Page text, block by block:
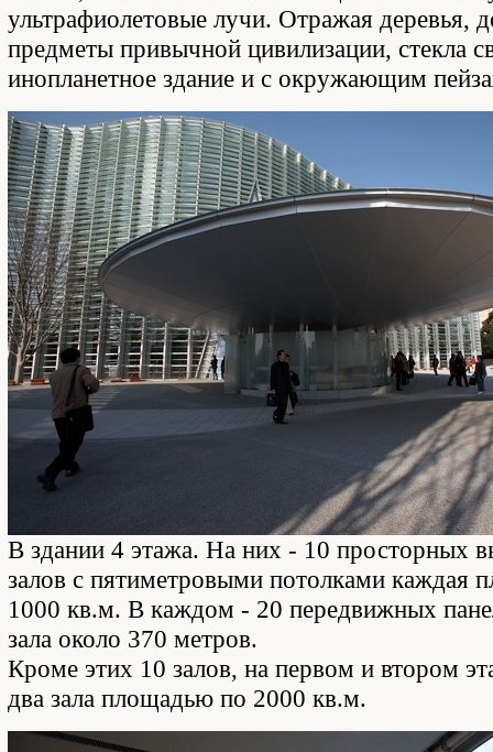
ультрафиолетовые лучи. Отражая деревья,
предметы привычной цивилизации, стекла
инопланетное здание и с окружающим
В здании 4 этажа. На них - 10 просторных
залов с пятиметровыми потолками каждая
1000 кв.м. В каждом - 20 передвижных
зала около 370 метров.
Кроме этих 10 залов, на первом и втором
два зала площадью по 2000 кв.м.